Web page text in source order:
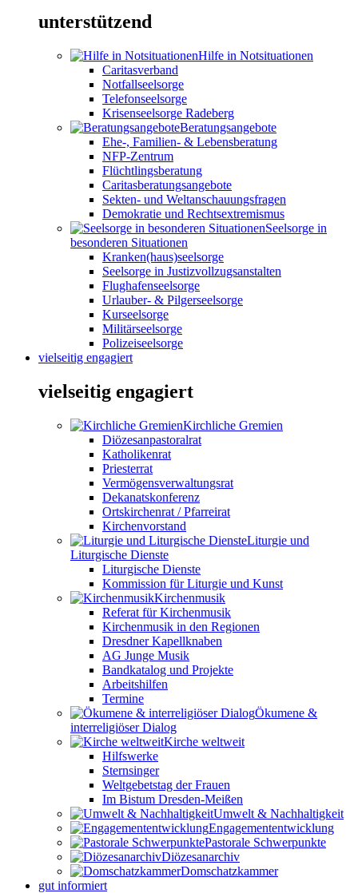
unterstützend
Hilfe in Notsituationen
Caritasverband
Notfallseelsorge
Telefonseelsorge
Krisenseelsorge Radeberg
Beratungsangebote
Ehe-, Familien- & Lebensberatung
NFP-Zentrum
Flüchtlingsberatung
Caritasberatungsangebote
Sekten- und Weltanschauungsfragen
Demokratie und Rechtsextremismus
Seelsorge in
besonderen Situationen
Kranken(haus)seelsorge
Seelsorge in Justizvollzugsanstalten
Flughafenseelsorge
Urlauber- & Pilgerseelsorge
Kurseelsorge
Militärseelsorge
Polizeiseelsorge
vielseitig engagiert
vielseitig engagiert
Kirchliche Gremien
Diözesanpastoralrat
Katholikenrat
Priesterrat
Vermögensverwaltungsrat
Dekanatskonferenz
Ortskirchenrat / Pfarreirat
Kirchenvorstand
Liturgie und
Liturgische Dienste
Liturgische Dienste
Kommission für Liturgie und Kunst
Kirchenmusik
Referat für Kirchenmusik
Kirchenmusik in den Regionen
Dresdner Kapellknaben
AG Junge Musik
Bandkatalog und Projekte
Arbeitshilfen
Termine
Ökumene &
interreligiöser Dialog
Kirche weltweit
Hilfswerke
Sternsinger
Weltgebetstag der Frauen
Im Bistum Dresden-Meißen
Umwelt & Nachhaltigkeit
Engagemententwicklung
Pastorale Schwerpunkte
Diözesanarchiv
Domschatzkammer
gut informiert